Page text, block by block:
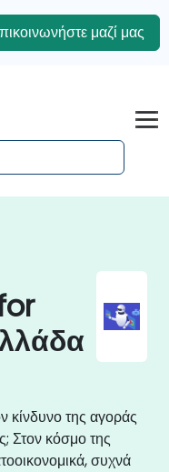
μαζί μας
κίνδυνο της αγοράς
Στον κόσμο της
συχνά